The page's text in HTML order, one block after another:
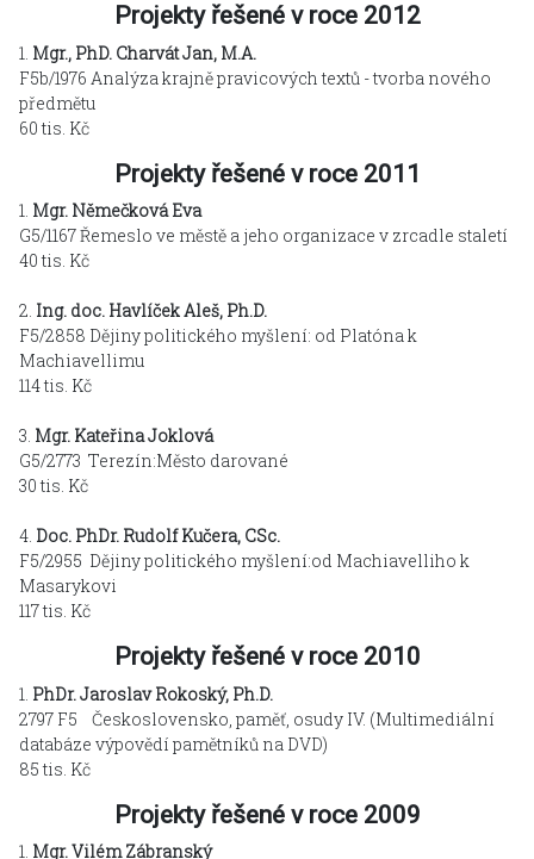
Projekty řešené v roce 2012
1. Mgr., PhD. Charvát Jan, M.A.
F5b/1976 Analýza krajně pravicových textů - tvorba nového
předmětu
60 tis. Kč
Projekty řešené v roce 2011
1. Mgr. Němečková Eva
G5/1167 Řemeslo ve městě a jeho organizace v zrcadle staletí
40 tis. Kč
2. Ing. doc. Havlíček Aleš, Ph.D.
F5/2858 Dějiny politického myšlení: od Platóna k
Machiavellimu
114 tis. Kč
3. Mgr. Kateřina Joklová
G5/2773 Terezín:Město darované
30 tis. Kč
4. Doc. PhDr. Rudolf Kučera, CSc.
F5/2955 Dějiny politického myšlení:od Machiavelliho k
Masarykovi
117 tis. Kč
Projekty řešené v roce 2010
1. PhDr. Jaroslav Rokoský, Ph.D.
2797 F5 Československo, paměť, osudy IV. (Multimediální
databáze výpovědí pamětníků na DVD)
85 tis. Kč
Projekty řešené v roce 2009
1. Mgr. Vilém Zábranský